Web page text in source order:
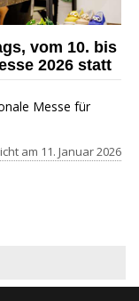
vom 10. bis
2026 statt
Messe für
am 11. Januar 2026